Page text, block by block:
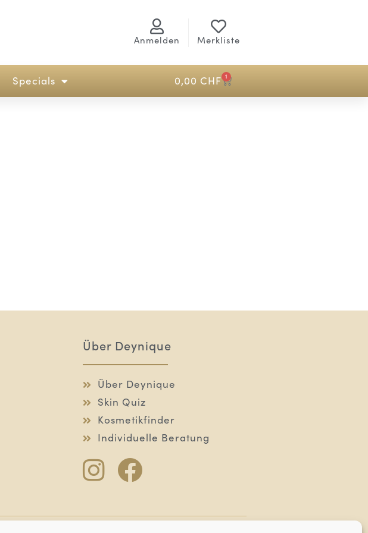
Anmelden Merkliste
Specials 0,00 CHF 1
Über Deynique
Über Deynique
Skin Quiz
Kosmetikfinder
Individuelle Beratung